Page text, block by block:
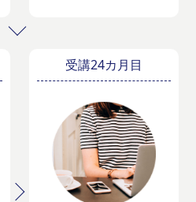
受講24カ月目